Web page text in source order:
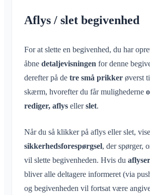
Aflys / slet begivenhed
For at slette en begivenhed, du har
åbne detaljevisningen for denne
derefter på de tre små prikker øverst
skærm, hvorefter du får mulighederne
rediger, aflys ellerslet.
Når du så klikker på aflys eller slet,
sikkerhedsforespørgsel, der spørger,
vil slette begivenheden. Hvis du aflyser
bliver alle deltagere informeret (via
og begivenheden vil fortsat være